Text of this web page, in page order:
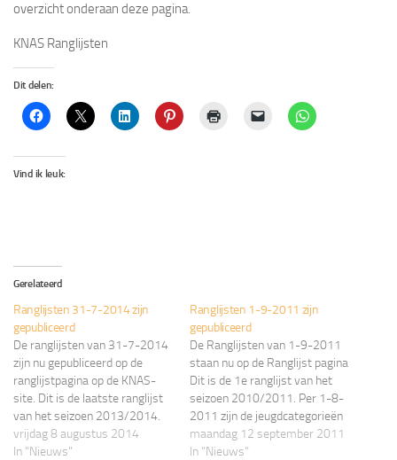
overzicht onderaan deze pagina.
KNAS Ranglijsten
Dit delen:
Vind ik leuk:
Gerelateerd
Ranglijsten 31-7-2014 zijn
gepubliceerd
De ranglijsten van 31-7-2014
zijn nu gepubliceerd op de
ranglijstpagina op de KNAS-
site. Dit is de laatste ranglijst
van het seizoen 2013/2014.
Per 1 Augustus 2014 zijn de
jeugdcategorieën één jaar
vrijdag 8 augustus 2014
In "Nieuws"
Ranglijsten 1-9-2011 zijn
gepubliceerd
De Ranglijsten van 1-9-2011
staan nu op de Ranglijst pagina
Dit is de 1e ranglijst van het
seizoen 2010/2011. Per 1-8-
2011 zijn de jeugdcategorieën
1 jaar opgeschoven. Zie ook
overzicht onderaan deze
maandag 12 september 2011
In "Nieuws"